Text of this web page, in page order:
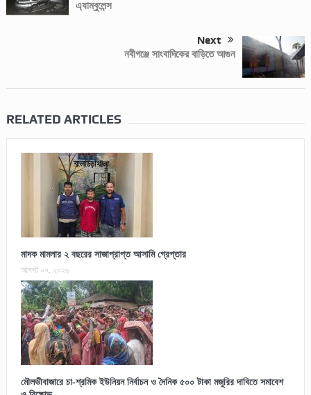
এ্যাম্বুলেন্স
Next
নবীগঞ্জে সাংবাদিকের বাড়িতে আগুন
RELATED ARTICLES
মাদক মামলার ২ বছরের সাজাপ্রাপ্ত আসামি গ্রেপ্তার
আগস্ট ০৭, ২০২৬
মৌলভীবাজারে চা-শ্রমিক ইউনিয়ন নির্বাচন ও দৈনিক ৫০০ টাকা মজুরির দাবিতে সমাবেশ